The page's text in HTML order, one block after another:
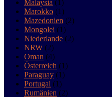
Malaysia (1)
Marokko (1)
Mazedonien (2)
Mongolei (1)
Niederlande (2)
NRW (2)
Oman (4)
Österreich (1)
Paraguay (1)
Portugal (1)
Rumänien (2)